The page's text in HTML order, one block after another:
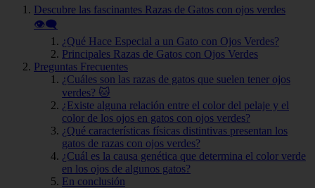
Descubre las fascinantes Razas de Gatos con ojos verdes
👁️‍🗨️
¿Qué Hace Especial a un Gato con Ojos Verdes?
Principales Razas de Gatos con Ojos Verdes
Preguntas Frecuentes
¿Cuáles son las razas de gatos que suelen tener ojos
verdes? 🐱
¿Existe alguna relación entre el color del pelaje y el
color de los ojos en gatos con ojos verdes?
¿Qué características físicas distintivas presentan los
gatos de razas con ojos verdes?
¿Cuál es la causa genética que determina el color verde
en los ojos de algunos gatos?
En conclusión